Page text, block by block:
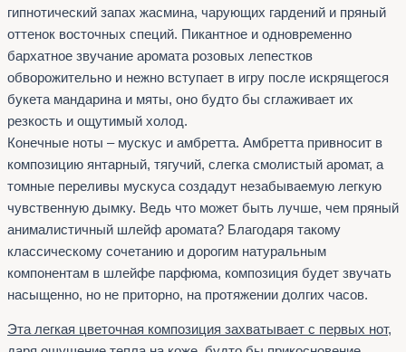
гипнотический запах жасмина, чарующих гардений и пряный
оттенок восточных специй. Пикантное и одновременно
бархатное звучание аромата розовых лепестков
обворожительно и нежно вступает в игру после искрящегося
букета мандарина и мяты, оно будто бы сглаживает их
резкость и ощутимый холод.
Конечные ноты – мускус и амбретта. Амбретта привносит в
композицию янтарный, тягучий, слегка смолистый аромат, а
томные переливы мускуса создадут незабываемую легкую
чувственную дымку. Ведь что может быть лучше, чем пряный
анималистичный шлейф аромата? Благодаря такому
классическому сочетанию и дорогим натуральным
компонентам в шлейфе парфюма, композиция будет звучать
насыщенно, но не приторно, на протяжении долгих часов.
Эта легкая цветочная композиция захватывает с первых нот,